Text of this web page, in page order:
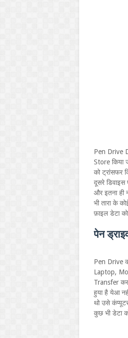
Pen Drive
Store किया
को ट्रांसफर
दूसरे
और इतना ही
भी तारा के
फ़ाइल डेटा
पेन
Pen Drive
Laptop,
Transfer
हुया है येआ
थो उसे
कुछ भी डेटा